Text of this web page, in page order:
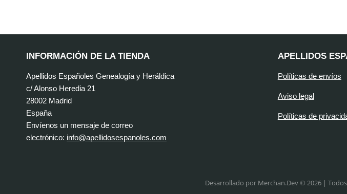
INFORMACIÓN DE LA TIENDA
Apellidos Españoles Genealogía y Heráldica
c/ Alonso Heredia 21
28002 Madrid
España
Envíenos un mensaje de correo
electrónico: info@apellidosespanoles.com
APELLIDOS
Políticas de envíos
Aviso legal
Políticas de
Desarrollado por Merchan.Dev © 2026 |